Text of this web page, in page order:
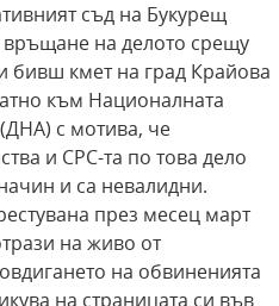
съд на Букурещ
връщане на делото срещу
бивш кмет на град Крайова
към Националната
с мотива, че
и СРС-та по това дело
и са невалидни.
през месец март
на живо от
на обвиненията
на страницата си във